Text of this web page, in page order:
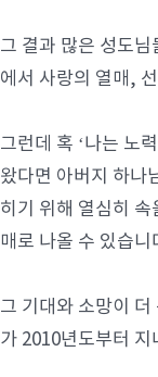
그 결과 많은 성도
에서 사랑의 열매,
그런데 혹 ‘나는 노
왔다면 아버지 하나
히기 위해 열심히
매로 나올 수 있습니
그 기대와 소망이
가 2010년도부터